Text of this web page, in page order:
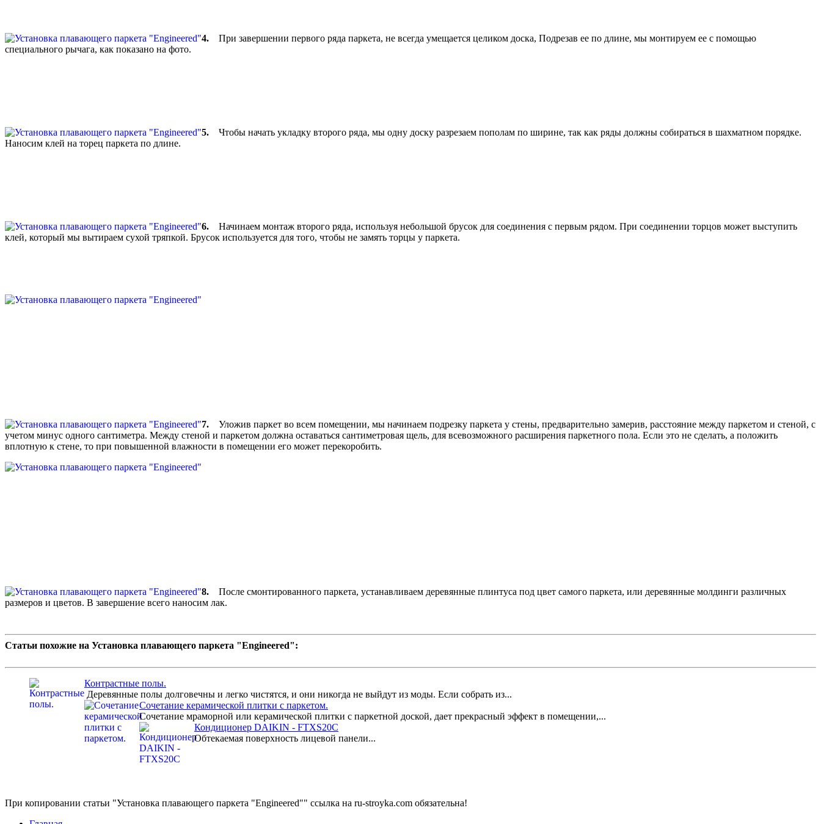
4. При завершении первого ряда паркета, не всегда умещается целиком доска, Подрезав ее по длине, мы монтируем ее с помощью
специального рычага, как показано на фото.
5. Чтобы начать укладку второго ряда, мы одну доску разрезаем пополам по ширине, так как ряды должны собираться в шахматном порядке.
Наносим клей на торец паркета по длине.
6. Начинаем монтаж второго ряда, используя небольшой брусок для соединения с первым рядом. При соединении торцов может выступить
клей, который мы вытираем сухой тряпкой. Брусок используется для того, чтобы не замять торцы у паркета.
7.
Уложив паркет во всем помещении, мы начинаем подрезку паркета у стены, предварительно замерив, расстояние между паркетом и стеной, с
учетом минус одного сантиметра. Между стеной и паркетом должна оставаться сантиметровая щель, для всевозможного расширения паркетного пола. Если это не сделать, а положить
вплотную к стене, то при повышенной влажности в помещении его может перекоробить.
8.
После смонтированного паркета, устанавливаем деревянные плинтуса под цвет самого паркета, или деревянные молдинги различных
размеров и цветов. В завершение всего наносим лак.
Статьи похожие на Установка плавающего паркета "Engineered":
Контрастные полы.
Деревянные полы долговечны и легко чистятся, и они никогда не выйдут из моды. Если собрать из...
Сочетание керамической плитки с паркетом.
Сочетание мраморной или керамической плитки с паркетной доской, дает прекрасный эффект в помещении,...
Кондиционер DAIKIN - FTXS20С
Обтекаемая поверхность лицевой панели...
При копировании статьи "Установка плавающего паркета "Engineered"" ссылка на ru-stroyka.com обязательна!